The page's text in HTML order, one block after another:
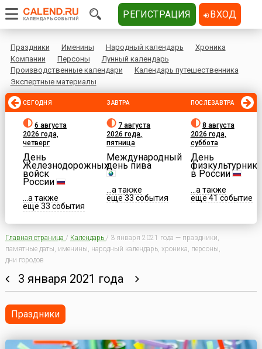
Праздники Именины Народный календарь
Хроника
Компании
Персоны
Лунный календарь
Производственные календари
Календарь путешественника
Экспертные материалы
СЕГОДНЯ
6 августа
2026 года,
четверг
День
Железнодорожных
войск
России
...а также
еще 33 события
ЗАВТРА
7 августа
2026 года,
пятница
Международный
день пива
...а также
еще 33 события
ПОСЛЕЗАВТРА
8 августа
2026 года,
суббота
День
физкультурника
в России
...а также
еще 41 событие
Главная страница / Календарь / 3 января 2021 года — праздники,
памятные даты, именины, народный календарь, хроника, персоны,
дни городов
3 января 2021 года
Праздники
РЕГИСТРАЦИЯ ВХОД